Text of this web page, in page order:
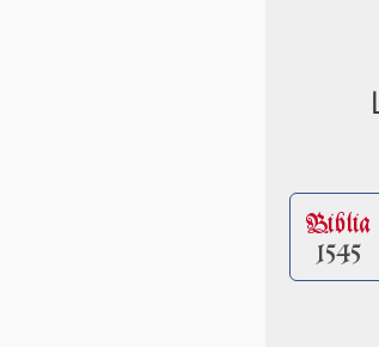
Biblia
1545